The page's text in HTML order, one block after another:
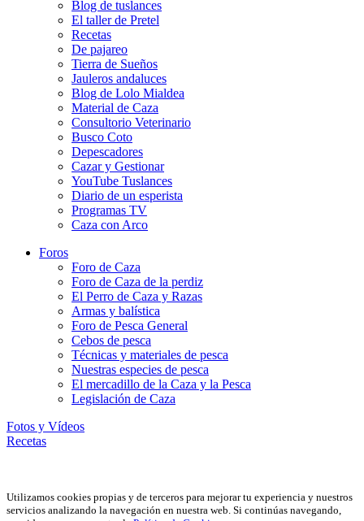
Blog de tuslances
El taller de Pretel
Recetas
De pajareo
Tierra de Sueños
Jauleros andaluces
Blog de Lolo Mialdea
Material de Caza
Consultorio Veterinario
Busco Coto
Depescadores
Cazar y Gestionar
YouTube Tuslances
Diario de un esperista
Programas TV
Caza con Arco
Foros
Foro de Caza
Foro de Caza de la perdiz
El Perro de Caza y Razas
Armas y balística
Foro de Pesca General
Cebos de pesca
Técnicas y materiales de pesca
Nuestras especies de pesca
El mercadillo de la Caza y la Pesca
Legislación de Caza
Fotos y Vídeos
Recetas
Utilizamos cookies propias y de terceros para mejorar tu experiencia y nuestros
servicios analizando la navegación en nuestra web. Si continúas navegando,